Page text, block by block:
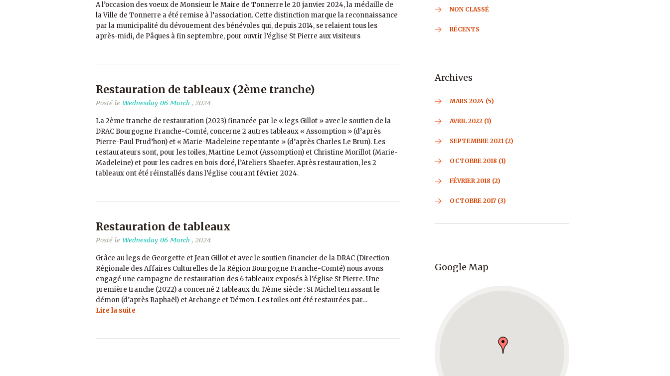
A l’occasion des voeux de Monsieur le Maire de Tonnerre le 20 janvier 2024, la médaille de
la Ville de Tonnerre a été remise à l’association. Cette distinction marque la reconnaissance
par la municipalité du dévouement des bénévoles qui, depuis 2014, se relaient tous les
après-midi, de Pâques à fin septembre, pour ouvrir l’église St Pierre aux visiteurs
Restauration de tableaux (2ème tranche)
Posté le Wednesday 06 March , 2024
La 2ème tranche de restauration (2023) financée par le « legs Gillot » avec le soutien de la
DRAC Bourgogne Franche-Comté, concerne 2 autres tableaux « Assomption » (d’après
Pierre-Paul Prud’hon) et « Marie-Madeleine repentante » (d’après Charles Le Brun). Les
restaurateurs sont, pour les toiles, Martine Lemot (Assomption) et Christine Morillot (Marie-
Madeleine) et pour les cadres en bois doré, l’Ateliers Shaefer. Après restauration, les 2
tableaux ont été réinstallés dans l’église courant février 2024.
Restauration de tableaux
Posté le Wednesday 06 March , 2024
Grâce au legs de Georgette et Jean Gillot et avec le soutien financier de la DRAC (Direction
Régionale des Affaires Culturelles de la Région Bourgogne Franche-Comté) nous avons
engagé une campagne de restauration des 6 tableaux exposés à l’église St Pierre. Une
première tranche (2022) a concerné 2 tableaux du 17ème siècle : St Michel terrassant le
démon (d’après Raphaël) et Archange et Démon. Les toiles ont été restaurées par…
Lire la suite
NON CLASSÉ
RÉCENTS
Archives
MARS 2024 (5)
AVRIL 2022 (1)
SEPTEMBRE 2021 (2)
OCTOBRE 2018 (1)
FÉVRIER 2018 (2)
OCTOBRE 2017 (3)
Google Map